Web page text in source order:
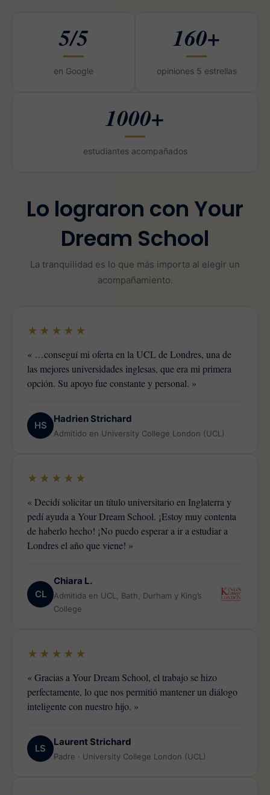
5/5
en Google
160+
opiniones 5 estrellas
1000+
estudiantes acompañados
Lo lograron con Your
Dream School
La tranquilidad es lo que más importa al elegir un
acompañamiento.
★★★★★
« …conseguí mi oferta en la UCL de Londres, una de
las mejores universidades inglesas, que era mi primera
opción. Su apoyo fue constante y personal. »
HS
Hadrien Strichard
Admitido en University College London (UCL)
★★★★★
« Decidí solicitar un título universitario en Inglaterra y
pedí ayuda a Your Dream School. ¡Estoy muy contenta
de haberlo hecho! ¡No puedo esperar a ir a estudiar a
Londres el año que viene! »
CL
Chiara L.
Admitida en UCL, Bath, Durham y King’s
College
★★★★★
« Gracias a Your Dream School, el trabajo se hizo
perfectamente, lo que nos permitió mantener un diálogo
inteligente con nuestro hijo. »
LS
Laurent Strichard
Padre · University College London (UCL)